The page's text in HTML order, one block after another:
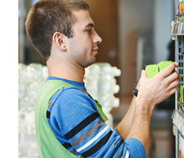
Мерчендайзинг